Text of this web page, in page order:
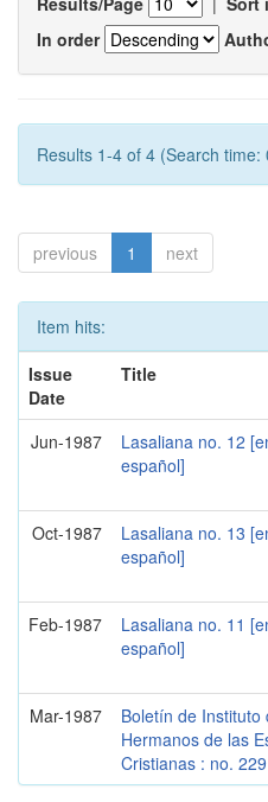
In order
Results 1-4 of 4 (Search time:
previous 1 next
Item hits:
Issue
Date
Title
Jun-1987
Lasaliana no. 12
español]
Oct-1987
Lasaliana no. 13
español]
Feb-1987
Lasaliana no. 11
español]
Mar-1987
Boletín de Instituto
Hermanos de las
Cristianas : no. 229